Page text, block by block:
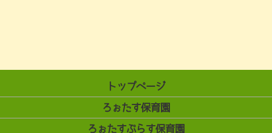
トップページ
ろぉたす保育園
ろぉたすぷらす保育園